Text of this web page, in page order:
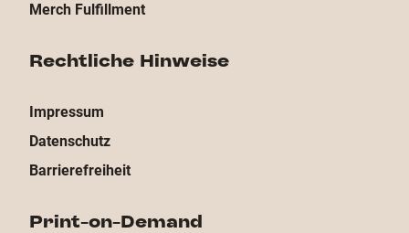
Merch Fulfillment
Rechtliche Hinweise
Impressum
Datenschutz
Barrierefreiheit
Print-on-Demand